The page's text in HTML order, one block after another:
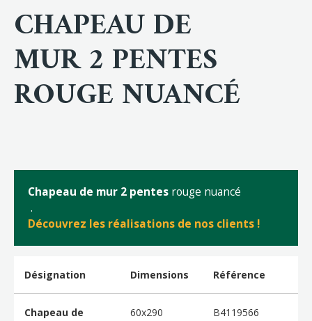
CHAPEAU DE
MUR 2 PENTES
ROUGE NUANCÉ
Chapeau de mur 2 pentes rouge nuancé
.
Découvrez les réalisations de nos clients !
Désignation Dimensions Référence
Chapeau de
60x290 B4119566